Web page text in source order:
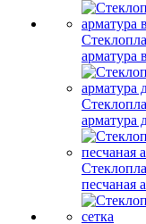
арматура
арматура
песчаная